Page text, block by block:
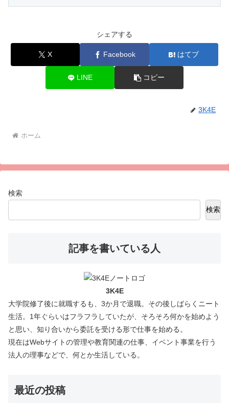
シェアする
X Facebook はてブ
LINE コピー
3K4E
ホーム
検索
検索
記事を書いている人
3K4E
大学院修了後に就職するも、3か月で退職。その後しばらくニート
生活。1年ぐらいはフラフラしていたが、そろそろ何かを始めよう
と思い、知り合いから委託を受ける形で仕事を始める。
現在はWebサイトの管理や教育関連の仕事、イベント事業を行う
法人の理事などで、何とか生活している。
最近の投稿